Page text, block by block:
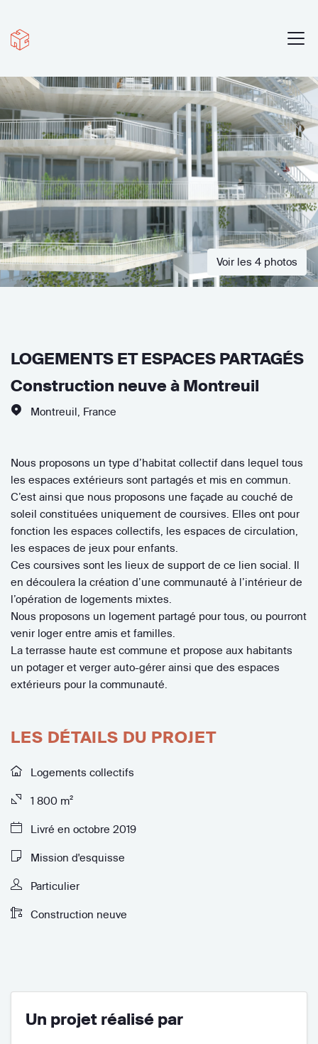
Voir les 4 photos
LOGEMENTS ET ESPACES PARTAGÉS
Construction neuve à Montreuil
Montreuil France
Nous proposons un type d’habitat collectif dans lequel tous
les espaces extérieurs sont partagés et mis en commun.
C’est ainsi que nous proposons une façade au couché de
soleil constituées uniquement de coursives. Elles ont pour
fonction les espaces collectifs, les espaces de circulation,
les espaces de jeux pour enfants.
Ces coursives sont les lieux de support de ce lien social. Il
en découlera la création d’une communauté à l’intérieur de
l’opération de logements mixtes.
Nous proposons un logement partagé pour tous, ou pourront
venir loger entre amis et familles.
La terrasse haute est commune et propose aux habitants
un potager et verger auto-gérer ainsi que des espaces
extérieurs pour la communauté.
LES DÉTAILS DU PROJET
Logements collectifs
1 800 m²
Livré en octobre 2019
Mission d'esquisse
Particulier
Construction neuve
Un projet réalisé par